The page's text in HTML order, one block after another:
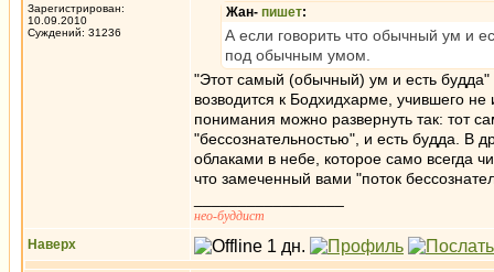
Зарегистрирован:
10.09.2010
Суждений: 31236
Жан- пишет:
А если говорить что обычный ум и
под обычным умом.
"Этот самый (обычный) ум и есть будда"
возводится к Бодхидхарме, учившего
понимания можно развернуть так: тот
"бессознательностью", и есть будда. В
облаками в небе, которое само всегда
что замеченный вами "поток
нео-буддист
Наверх